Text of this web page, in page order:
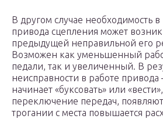
В другом случае необходимость
привода сцепления может
предыдущей неправильной его
Возможен как уменьшенный
педали, так и увеличенный. В
неисправности в работе
начинает «буксовать» или
переключение передач,
трогании с места повышается